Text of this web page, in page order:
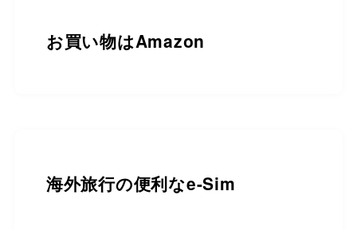
お買い物はAmazon
海外旅行の便利なe-Sim